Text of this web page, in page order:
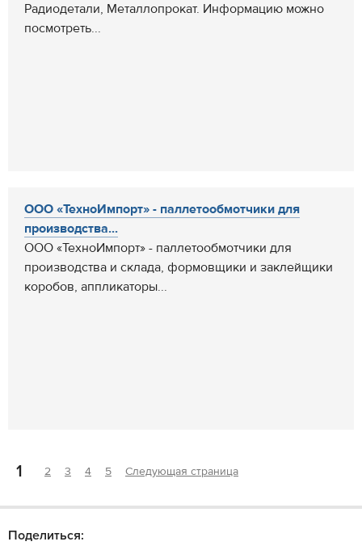
Радиодетали, Металлопрокат. Информацию можно
посмотреть...
ООО «ТехноИмпорт» - паллетообмотчики для
производства...
ООО «ТехноИмпорт» - паллетообмотчики для
производства и склада, формовщики и заклейщики
коробов, аппликаторы...
1 2 3 4 5 Следующая страница
Поделиться: